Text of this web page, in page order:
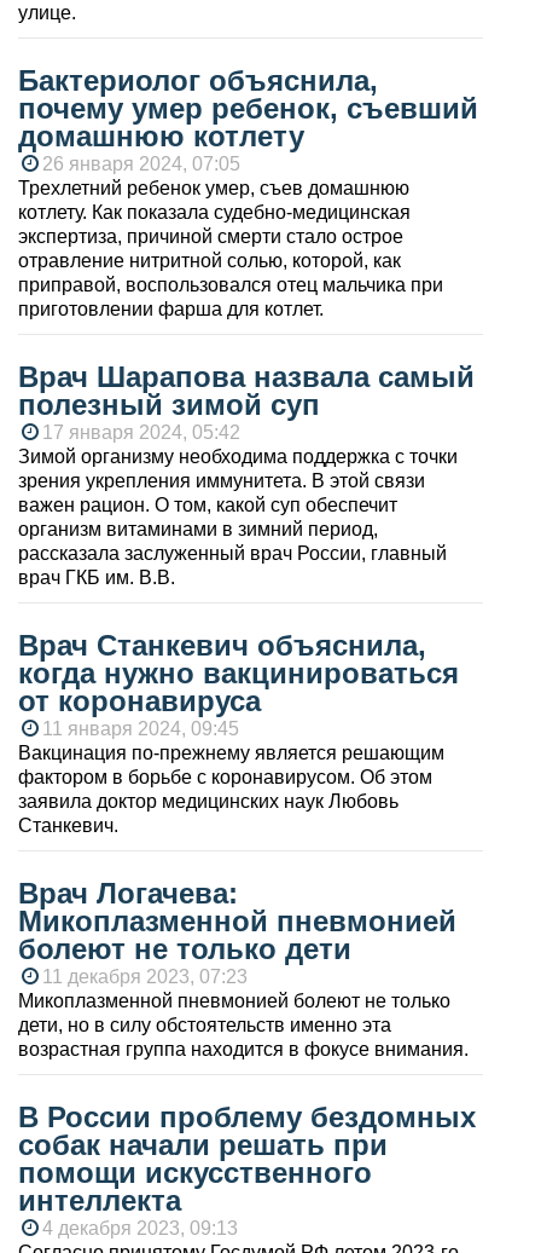
улице.
Бактериолог объяснила,
почему умер ребенок, съевший
домашнюю котлету
26 января 2024, 07:05
Трехлетний ребенок умер, съев домашнюю
котлету. Как показала судебно-медицинская
экспертиза, причиной смерти стало острое
отравление нитритной солью, которой, как
приправой, воспользовался отец мальчика при
приготовлении фарша для котлет.
Врач Шарапова назвала самый
полезный зимой суп
17 января 2024, 05:42
Зимой организму необходима поддержка с точки
зрения укрепления иммунитета. В этой связи
важен рацион. О том, какой суп обеспечит
организм витаминами в зимний период,
рассказала заслуженный врач России, главный
врач ГКБ им. В.В.
Врач Станкевич объяснила,
когда нужно вакцинироваться
от коронавируса
11 января 2024, 09:45
Вакцинация по-прежнему является решающим
фактором в борьбе с коронавирусом. Об этом
заявила доктор медицинских наук Любовь
Станкевич.
Врач Логачева:
Микоплазменной пневмонией
болеют не только дети
11 декабря 2023, 07:23
Микоплазменной пневмонией болеют не только
дети, но в силу обстоятельств именно эта
возрастная группа находится в фокусе внимания.
В России проблему бездомных
собак начали решать при
помощи искусственного
интеллекта
4 декабря 2023, 09:13